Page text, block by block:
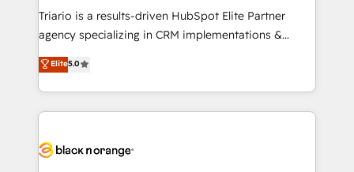
Développement des interfaces avec vos logiciels
Book Process & Guidelines utilisateurs 🎓
Formations des utilisateurs
Triario is a results-driven HubSpot Elite Partner
agency specializing in CRM implementations &
migrations, Revenue Operations, Custom
Integrations, Custom AI agents and AI-ready Website
Design With over 15 years of experience, we help
companies bridge the gap between marketing, sales,
data hygiene, and tailored HubSpot solutions. Our
Elite5.0